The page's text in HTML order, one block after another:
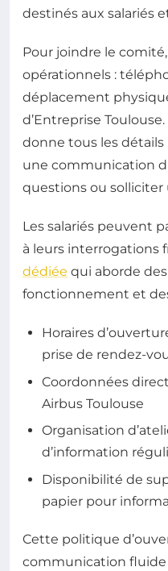
destinés aux salariés
Pour joindre le
opérationnels :
déplacement
d’Entreprise Toulouse.
donne tous les
une communication
questions ou solliciter
Les salariés peuvent
à leurs interrogations
dédiée qui aborde
fonctionnement et
Horaires
prise de rendez-
Coordonnées
Airbus Toulouse
Organisation
d’information
Disponibilité de
papier pour
Cette politique
communication